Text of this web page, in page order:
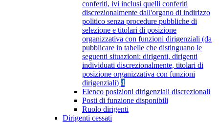
conferiti, ivi inclusi quelli conferiti
discrezionalmente dall'organo di indirizzo
politico senza procedure pubbliche di
selezione e titolari di posizione
organizzativa con funzioni dirigenziali (da
pubblicare in tabelle che distinguano le
seguenti situazioni: dirigenti, dirigenti
individuati discrezionalmente, titolari di
posizione organizzativa con funzioni
dirigenziali) 4
Elenco posizioni dirigenziali discrezionali
Posti di funzione disponibili
Ruolo dirigenti
Dirigenti cessati